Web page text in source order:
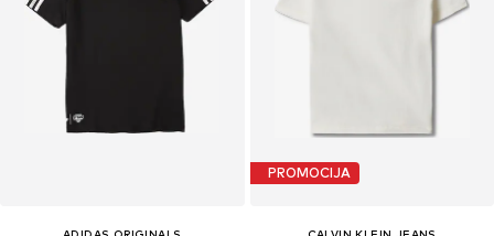
PROMOCIJA